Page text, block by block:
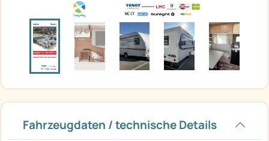
Fahrzeugdaten / technische Details